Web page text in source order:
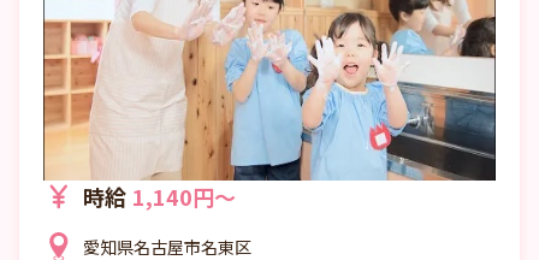
時給 1,140円～
愛知県名古屋市名東区